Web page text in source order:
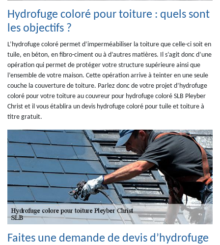
Hydrofuge coloré pour toiture : quels sont
les objectifs ?
L’hydrofuge coloré permet d’imperméabiliser la toiture que celle-ci soit en
tuile, en béton, en fibro-ciment ou à d’autres matières. Il s’agit donc d’une
opération qui permet de protéger votre structure supérieure ainsi que
l’ensemble de votre maison. Cette opération arrive à teinter en une seule
couche la couverture de toiture. Parlez donc de votre projet d’hydrofuge
coloré pour votre toiture au couvreur pour hydrofuge coloré SLB Pleyber
Christ et il vous établira un devis hydrofuge coloré pour tuile et toiture à
titre gratuit.
Faites une demande de devis d’hydrofuge